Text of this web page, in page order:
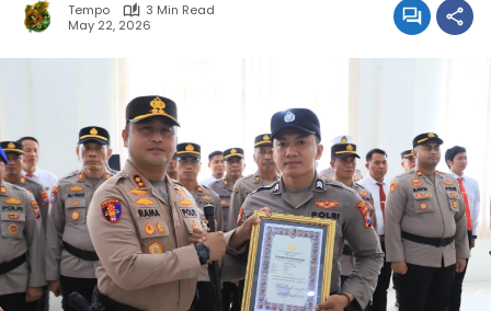
Tempo
3 Min Read
May 22, 2026